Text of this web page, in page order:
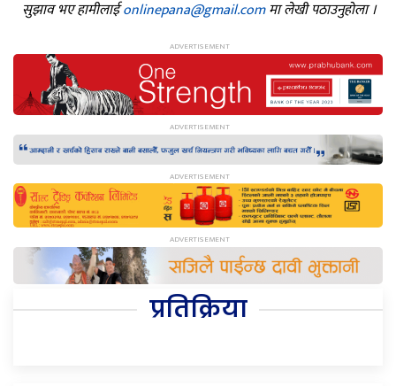
सुझाव भए हामीलाईonlinepana@gmail.comमा लेखी पठाउनुहोला ।
प्रतिक्रिया